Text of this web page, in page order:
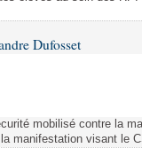
Dufosset
mobilisé contre la
manifestation visant le